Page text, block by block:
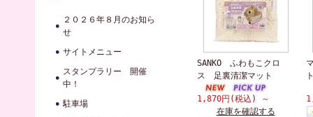
２０２６年８月のお知ら
せ
サイトメニュー
スタンプラリー 開催
中！
駐車場
SANKO ふわもこクロ
ス 足裏清潔マット
1,870円 (税込)
～
在庫を確認する